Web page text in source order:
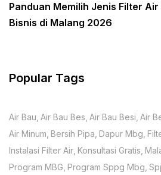
Panduan Memilih Jenis Filter
Bisnis di Malang 2026
Popular Tags
Air Bau Air Bau Bes Air Bau Besi Air
Air Minum Bersih Pipa Dapur Mbg
Instalasi Filter Air Konsultasi Gratis
Program MBG Program Sppg Mbg